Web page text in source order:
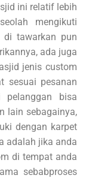
ini relatif lebih
mengikuti
di tawarkan pun
ada juga
jenis custom
sesuai pesanan
pelanggan bisa
lain sebagainya,
dengan karpet
adalah jika anda
di tempat anda
sebabproses